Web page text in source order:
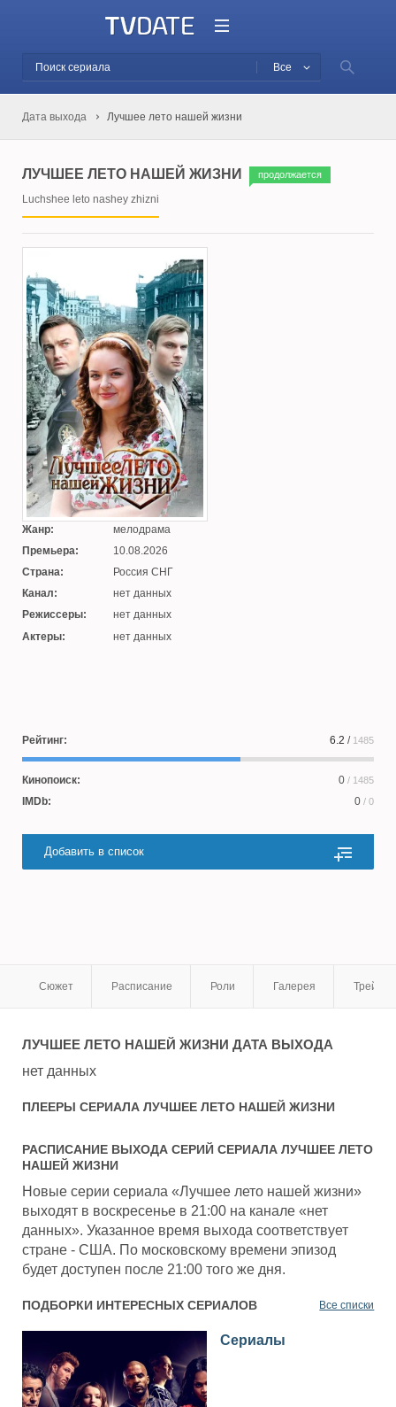
Все
Дата выхода Лучшее лето нашей жизни
ЛУЧШЕЕ ЛЕТО НАШЕЙ ЖИЗНИ продолжается
Luchshee leto nashey zhizni
Жанр:
мелодрама
Премьера:
10.08.2026
Страна:
Россия СНГ
Канал:
нет данных
Режиссеры:
нет данных
Актеры:
нет данных
Рейтинг: 6.2 / 1485
Кинопоиск: 0 / 1485
IMDb: 0 / 0
Добавить в список
Сюжет Расписание Роли Галерея
ЛУЧШЕЕ ЛЕТО НАШЕЙ ЖИЗНИ ДАТА ВЫХОДА
нет данных
ПЛЕЕРЫ СЕРИАЛА ЛУЧШЕЕ ЛЕТО НАШЕЙ ЖИЗНИ
РАСПИСАНИЕ ВЫХОДА СЕРИЙ СЕРИАЛА ЛУЧШЕЕ ЛЕТО
НАШЕЙ ЖИЗНИ
Новые серии сериала «Лучшее лето нашей жизни»
выходят в воскресенье в 21:00 на канале «нет
данных». Указанное время выхода соответствует
стране - США. По московскому времени эпизод
будет доступен после 21:00 того же дня.
ПОДБОРКИ ИНТЕРЕСНЫХ СЕРИАЛОВ Все списки
Сериалы